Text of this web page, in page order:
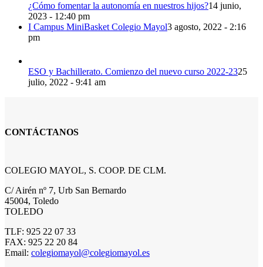
¿Cómo fomentar la autonomía en nuestros hijos?14 junio,
2023 - 12:40 pm
I Campus MiniBasket Colegio Mayol3 agosto, 2022 - 2:16
pm
ESO y Bachillerato. Comienzo del nuevo curso 2022-2325
julio, 2022 - 9:41 am
CONTÁCTANOS
COLEGIO MAYOL, S. COOP. DE CLM.
C/ Airén nº 7, Urb San Bernardo
45004, Toledo
TOLEDO
TLF: 925 22 07 33
FAX: 925 22 20 84
Email: colegiomayol@colegiomayol.es